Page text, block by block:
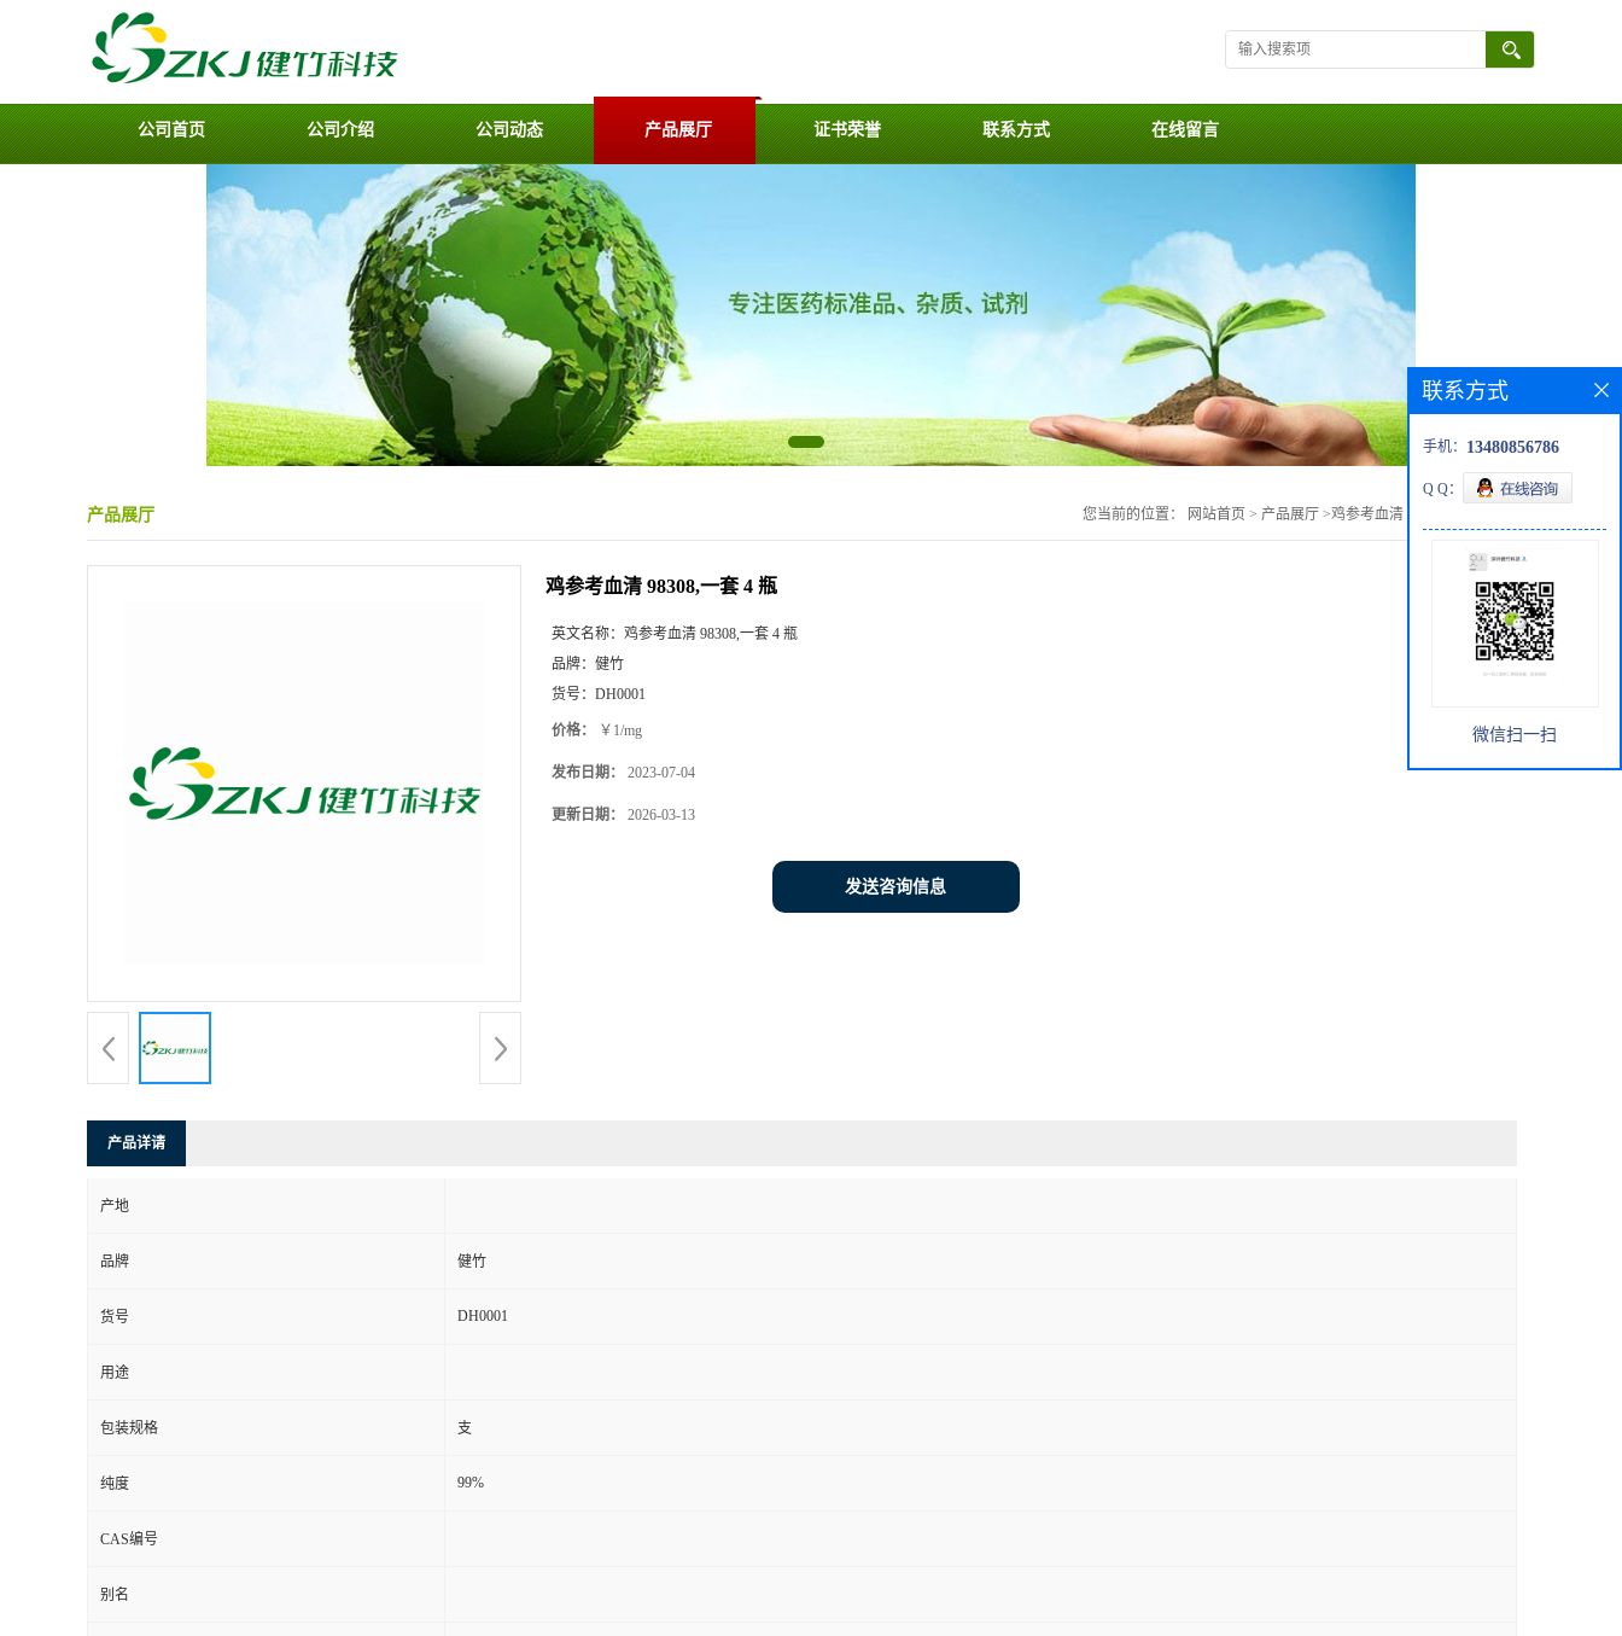
公司首页 公司介绍 公司动态 产品展厅 证书荣誉 联系方式 在线留言
产品展厅 您当前的位置： 网站首页 > 产品展厅 >鸡参考血清 98308,一套 4 瓶
鸡参考血清 98308,一套 4 瓶
英文名称： 鸡参考血清 98308,一套 4 瓶
品牌： 健竹
货号： DH0001
价格： ￥1/mg
发布日期： 2023-07-04
更新日期： 2026-03-13
发送咨询信息
产品详请
产地
品牌 健竹
货号 DH0001
用途
包装规格 支
纯度 99%
CAS编号
别名
联系方式
手机： 13480856786
Q Q：
微信扫一扫